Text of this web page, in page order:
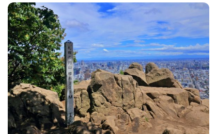
が深く、チェーンスパイクやアイゼンが必要な場合があります。
登山者の中には、雪の中での冒険を楽しむ方も多く、特に雪解け
の時期には、山頂からの眺望が素晴らしいと評判です。山頂から
は札幌市内や遠くの山々を見渡すことができ、晴れた日には特に
美しい景色が広がります。 登山者の日記には、雪に埋もれた観音
像や、静かな山の雰囲気が描かれており、特に一人での登山を楽
しむ方には癒しの時間を提供してくれる場所です。また、山頂で
のコーヒータイムや、友人とのランチを楽しむこともでき、登山
後の楽しみも豊富です。 春には花々が咲き誇り、特に桜の季節に
は多くの人々が訪れます。登山道沿いには、観音像が並び、信仰
の場としても知られています。周辺には温泉やおしゃれなカフェ
もあり、登山後のリフレッシュにも最適です。 ただし、冬季は風
が強く、気温が低いため、十分な準備が必要です。特に、雪が降